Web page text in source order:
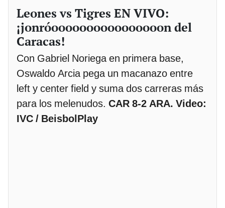
Leones vs Tigres EN VIVO:
¡jonróoooooooooooooooon del
Caracas!
Con Gabriel Noriega en primera base,
Oswaldo Arcia pega un macanazo entre
left y center field y suma dos carreras más
para los melenudos. CAR 8-2 ARA. Video:
IVC / BeisbolPlay